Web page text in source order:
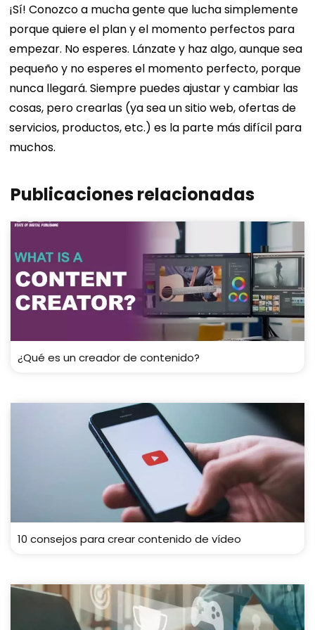
¡Sí! Conozco a mucha gente que lucha simplemente
porque quiere el plan y el momento perfectos para
empezar. No esperes. Lánzate y haz algo, aunque sea
pequeño y no esperes el momento perfecto, porque
nunca llegará. Siempre puedes ajustar y cambiar las
cosas, pero crearlas (ya sea un sitio web, ofertas de
servicios, productos, etc.) es la parte más difícil para
muchos.
Publicaciones relacionadas
¿Qué es un creador de contenido?
10 consejos para crear contenido de vídeo